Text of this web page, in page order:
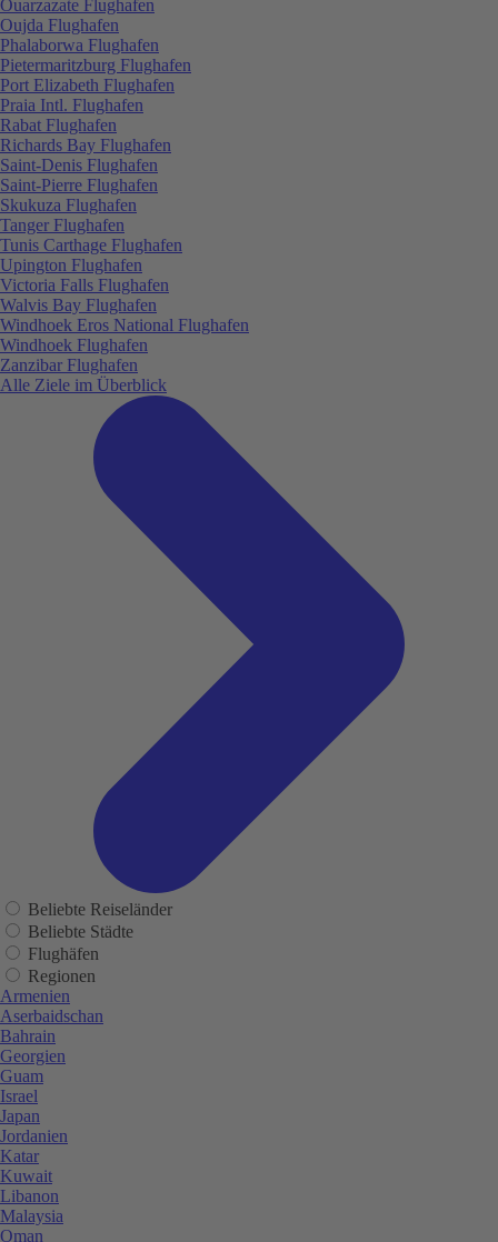
Ouarzazate Flughafen
Oujda Flughafen
Phalaborwa Flughafen
Pietermaritzburg Flughafen
Port Elizabeth Flughafen
Praia Intl. Flughafen
Rabat Flughafen
Richards Bay Flughafen
Saint-Denis Flughafen
Saint-Pierre Flughafen
Skukuza Flughafen
Tanger Flughafen
Tunis Carthage Flughafen
Upington Flughafen
Victoria Falls Flughafen
Walvis Bay Flughafen
Windhoek Eros National Flughafen
Windhoek Flughafen
Zanzibar Flughafen
Alle Ziele im Überblick
Beliebte Reiseländer
Beliebte Städte
Flughäfen
Regionen
Armenien
Aserbaidschan
Bahrain
Georgien
Guam
Israel
Japan
Jordanien
Katar
Kuwait
Libanon
Malaysia
Oman